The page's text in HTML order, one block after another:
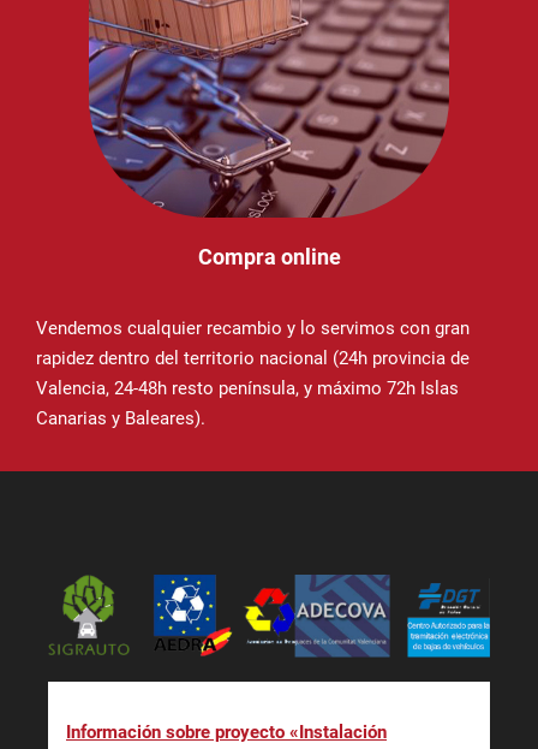
Compra online
Vendemos cualquier recambio y lo servimos con gran
rapidez dentro del territorio nacional (24h provincia de
Valencia, 24-48h resto península, y máximo 72h Islas
Canarias y Baleares).
Información sobre proyecto «Instalación